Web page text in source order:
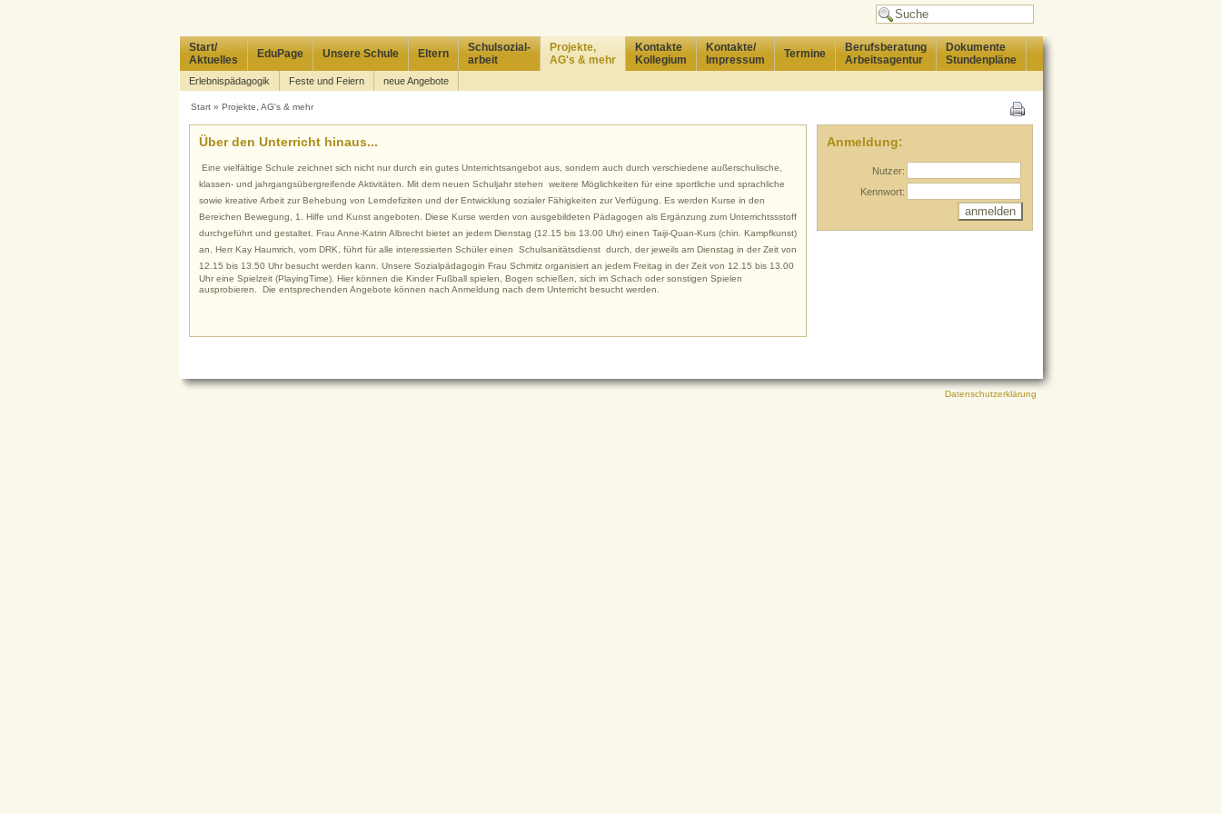
Start/
Aktuelles
EduPage Unsere Schule Eltern
Schulsozial-
arbeit
Projekte,
AG's & mehr
Kontakte
Kollegium
Kontakte/
Impressum
Termine
Berufsberatung
Arbeitsagentur
Dokumente
Stundenpläne
Erlebnispädagogik Feste und Feiern neue Angebote
Start» Projekte, AG's & mehr
Anmeldung:
Nutzer:
Kennwort:
Über den Unterricht hinaus...
Eine vielfältige Schule zeichnet sich nicht nur durch ein gutes Unterrichtsangebot aus, sondern auch durch verschiedene außerschulische,
klassen- und jahrgangsübergreifende Aktivitäten. Mit dem neuen Schuljahr stehen weitere Möglichkeiten für eine sportliche und sprachliche
sowie kreative Arbeit zur Behebung von Lerndefiziten und der Entwicklung sozialer Fähigkeiten zur Verfügung. Es werden Kurse in den
Bereichen Bewegung, 1. Hilfe und Kunst angeboten. Diese Kurse werden von ausgebildeten Pädagogen als Ergänzung zum Unterrichtssstoff
durchgeführt und gestaltet. Frau Anne-Katrin Albrecht bietet an jedem Dienstag (12.15 bis 13.00 Uhr)einen Taiji-Quan-Kurs (chin. Kampfkunst)
an. Herr Kay Haumrich, vom DRK, führt für alle interessierten Schüler einen Schulsanitätsdienst durch, der jeweils am Dienstag in der Zeit von
12.15 bis 13.50 Uhr besucht werden kann. Unsere Sozialpädagogin Frau Schmitz organisiert an jedem Freitag in der Zeit von 12.15 bis 13.00
Uhr eine Spielzeit (PlayingTime). Hier können die Kinder Fußball spielen, Bogen schießen, sich im Schach oder sonstigen Spielen
ausprobieren. Die entsprechenden Angebote können nach Anmeldung nach dem Unterricht besucht werden.
Datenschutzerklärung